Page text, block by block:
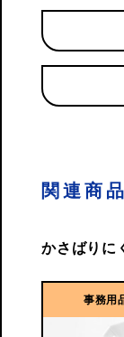
関連商品
かさばりに
事務用